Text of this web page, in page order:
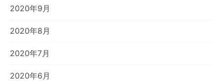
2020年9月
2020年8月
2020年7月
2020年6月